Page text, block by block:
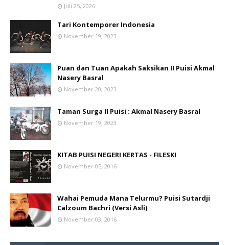
Juli 25, 2026
Tari Kontemporer Indonesia
November 19, 2023
Puan dan Tuan Apakah Saksikan II Puisi Akmal
Nasery Basral
November 20, 2023
Taman Surga II Puisi : Akmal Nasery Basral
November 19, 2023
KITAB PUISI NEGERI KERTAS - FILESKI
November 05, 2016
Wahai Pemuda Mana Telurmu? Puisi Sutardji
Calzoum Bachri (Versi Asli)
November 03, 2016